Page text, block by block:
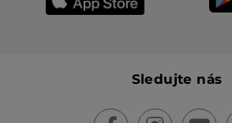
Sledujte nás